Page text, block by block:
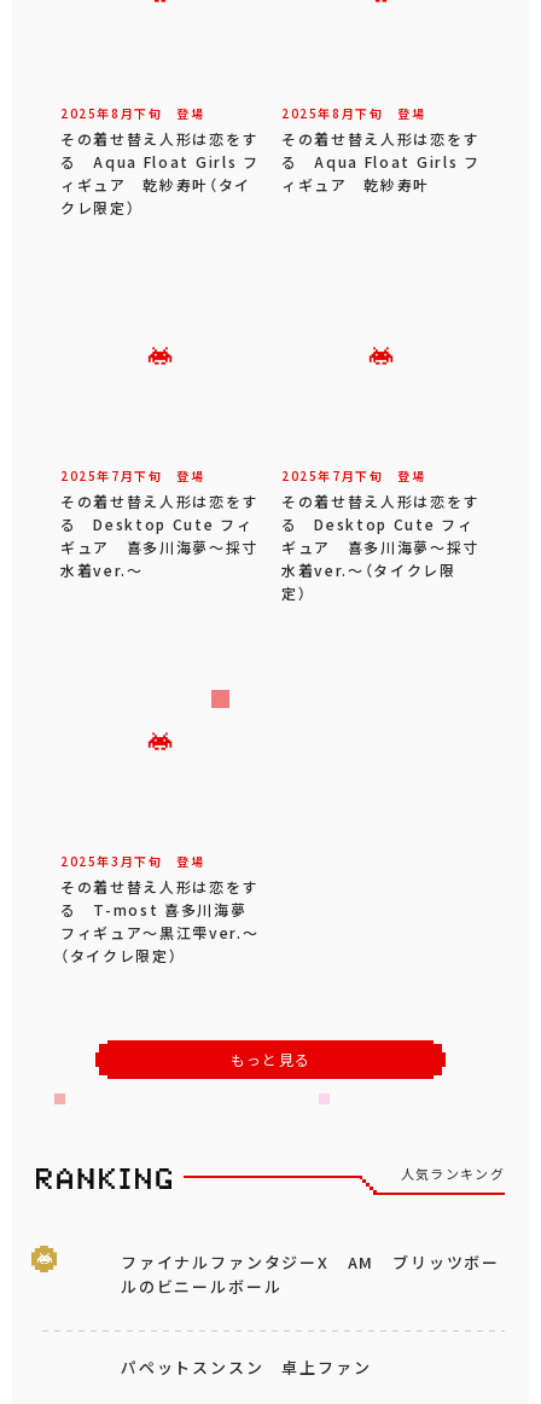
2025年8 月下旬 登場
その着せ替え人形は恋をす
る Aqua Float Girls フ
ィギュア 乾紗寿叶（タイ
クレ限定）
2025年8 月下旬 登場
その着せ替え人形は恋をす
る Aqua Float Girls フ
ィギュア 乾紗寿叶
2025年 7 月下旬 登場
その着せ替え人形は恋をす
る Desktop Cute フィ
ギュア 喜多川海夢～採寸
水着ver.～
2025年 7 月下旬 登場
その着せ替え人形は恋をす
る Desktop Cute フィ
ギュア 喜多川海夢～採寸
水着ver.～（タイクレ限
定）
2025年3 月下旬 登場
その着せ替え人形は恋をす
る T-most 喜多川海夢
フィギュア～黒江雫ver.～
（タイクレ限定）
もっと見る
人気ランキング
ファイナルファンタジーX AM ブリッツボー
ルのビニールボール
パペットスンスン 卓上ファン